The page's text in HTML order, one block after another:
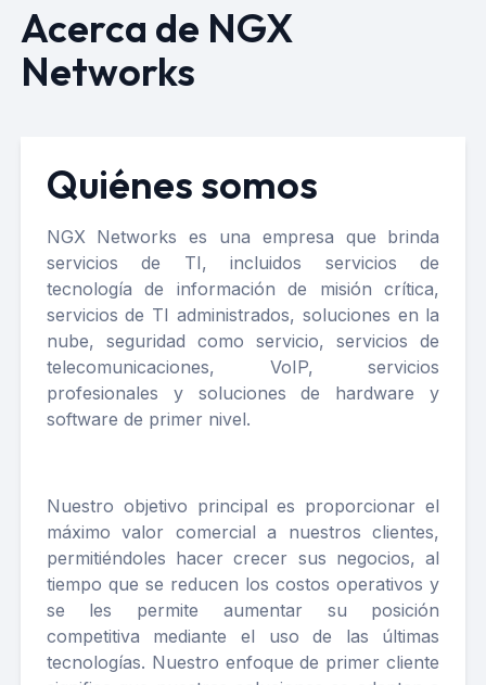
Acerca de NGX
Networks
Quiénes somos
NGX Networks es una empresa que brinda
servicios de TI, incluidos servicios de
tecnología de información de misión crítica,
servicios de TI administrados, soluciones en la
nube, seguridad como servicio, servicios de
telecomunicaciones, VoIP, servicios
profesionales y soluciones de hardware y
software de primer nivel.
Nuestro objetivo principal es proporcionar el
máximo valor comercial a nuestros clientes,
permitiéndoles hacer crecer sus negocios, al
tiempo que se reducen los costos operativos y
se les permite aumentar su posición
competitiva mediante el uso de las últimas
tecnologías. Nuestro enfoque de primer cliente